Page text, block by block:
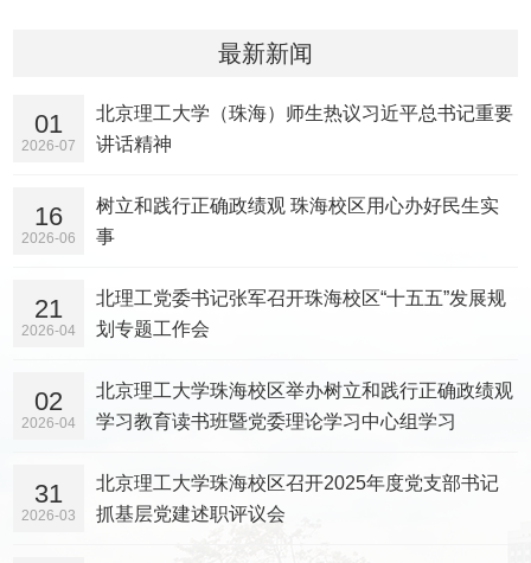
最新新闻
01
2026-07
北京理工大学（珠海）师生热议习近平总书记重要
讲话精神
16
2026-06
树立和践行正确政绩观 珠海校区用心办好民生实
事
21
2026-04
北理工党委书记张军召开珠海校区“十五五”发展规
划专题工作会
02
2026-04
北京理工大学珠海校区举办树立和践行正确政绩观
学习教育读书班暨党委理论学习中心组学习
31
2026-03
北京理工大学珠海校区召开2025年度党支部书记
抓基层党建述职评议会